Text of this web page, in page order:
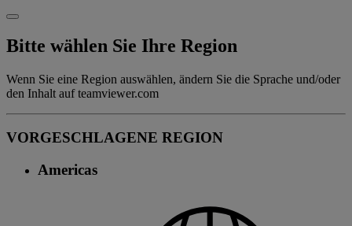
Bitte wählen Sie Ihre Region
Wenn Sie eine Region auswählen, ändern Sie die Sprache und/oder
den Inhalt auf teamviewer.com
VORGESCHLAGENE REGION
Americas